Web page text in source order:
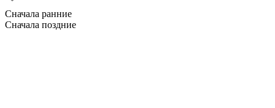
Сначала ранние
Сначала поздние